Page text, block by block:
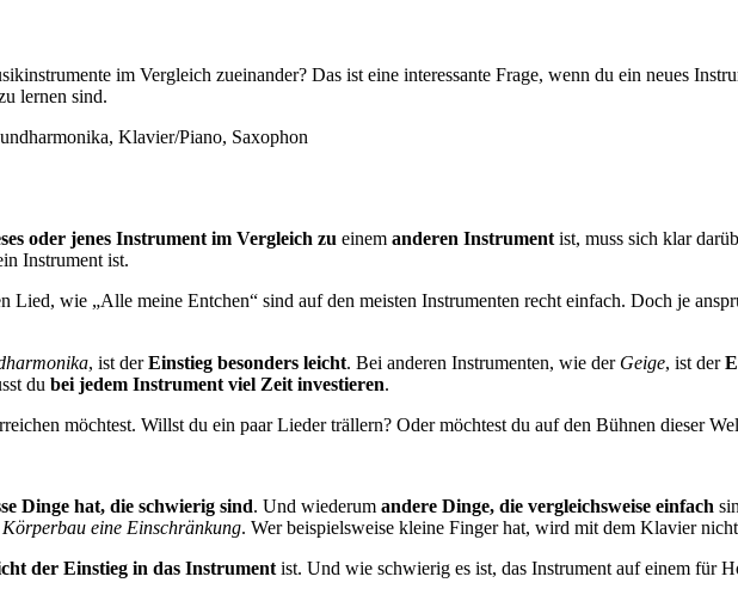
im Vergleich zueinander? Das ist eine interessante Frage, wenn du ein neues
lernen sind.
oder jenes Instrument im Vergleich zu einem anderen Instrument ist, muss sich klar
Instrument ist.
Lied, wie „Alle meine Entchen“ sind auf den meisten Instrumenten recht einfach. Doch je
, ist derEinstieg besonders leicht. Bei anderen Instrumenten, wie der Geige, ist der
du bei jedem Instrument viel Zeit investieren.
möchtest. Willst du ein paar Lieder trällern? Oder möchtest du auf den Bühnen dieser
Dinge hat, die schwierig sind. Und wiederum andere Dinge, die vergleichsweise einfach
Körperbau eine Einschränkung. Wer beispielsweise kleine Finger hat, wird mit dem Klavier
der Einstieg in das Instrument ist. Und wie schwierig es ist, das Instrument auf einem für